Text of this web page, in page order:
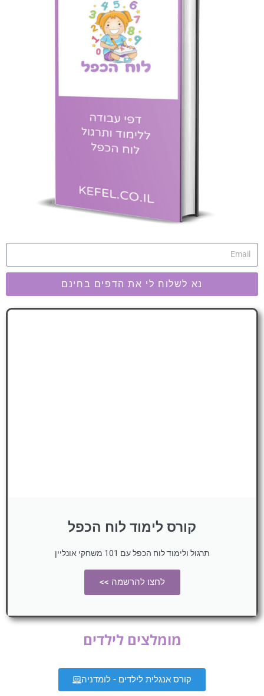
נא לשלוח לי את הדפים בחינם
קורס לימוד לוח הכפל
תרגול ולימוד לוח הכפל עם 101 משחקי אונליין
לחצו להרשמה >>
מומלצים לילדים
קורס אנגלית לילדים - לומדניה